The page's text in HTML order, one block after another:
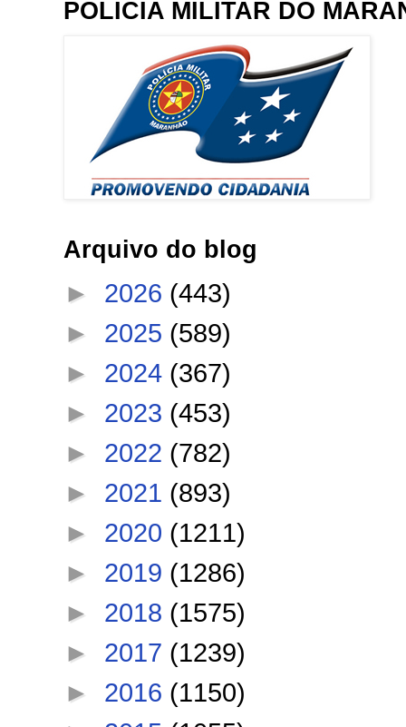
POLÍCIA MILITAR DO
Arquivo do blog
► 2026 (443)
► 2025 (589)
► 2024 (367)
► 2023 (453)
► 2022 (782)
► 2021 (893)
► 2020 (1211)
► 2019 (1286)
► 2018 (1575)
► 2017 (1239)
► 2016 (1150)